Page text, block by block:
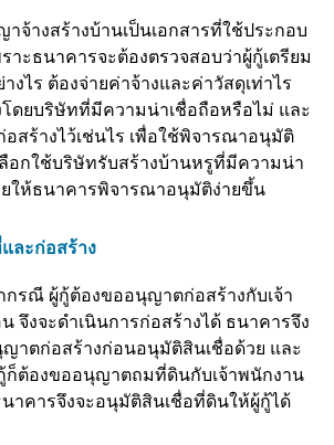
จ้างสร้างบ้านเป็นเอกสารที่ใช้ประกอบ
าะธนาคารจะต้องตรวจสอบว่าผู้กู้เตรียม
งไร ต้องจ่ายค่าจ้างและค่าวัสดุเท่าไร
โดยบริษัทที่มีความน่าเชื่อถือหรือไม่ และ
สร้างไว้เช่นไร เพื่อใช้พิจารณาอนุมัติ
อกใช้บริษัทรับสร้างบ้านหรูที่มีความน่า
ให้ธนาคารพิจารณาอนุมัติง่ายขึ้น
ละก่อสร้าง
กรณี ผู้กู้ต้องขออนุญาตก่อสร้างกับเจ้า
จึงจะดำเนินการก่อสร้างได้ ธนาคารจึง
ญาตก่อสร้างก่อนอนุมัติสินเชื่อด้วย และ
ก็ต้องขออนุญาตถมที่ดินกับเจ้าพนักงาน
าคารจึงจะอนุมัติสินเชื่อที่ดินให้ผู้กู้ได้